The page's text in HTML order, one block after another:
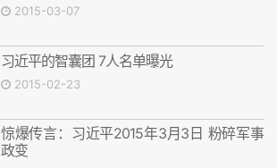
2015-03-07
习近平的智囊团 7人名单曝光
2015-02-23
惊爆传言：习近平2015年3月3日 粉碎军事
政变